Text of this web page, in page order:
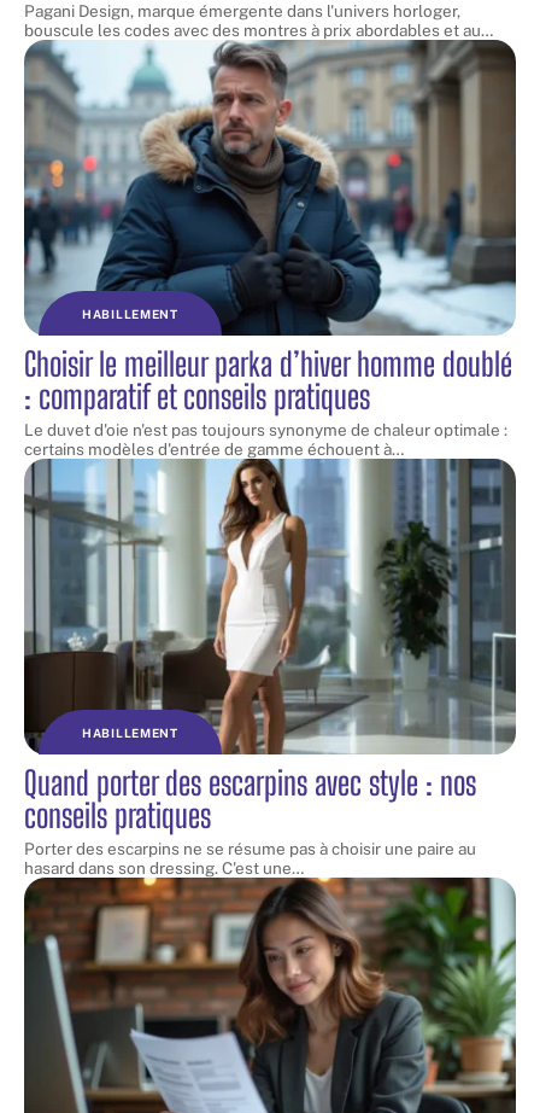
Pagani Design, marque émergente dans l'univers horloger,
bouscule les codes avec des montres à prix abordables et au…
HABILLEMENT
Choisir le meilleur parka d’hiver homme doublé
: comparatif et conseils pratiques
Le duvet d'oie n'est pas toujours synonyme de chaleur optimale :
certains modèles d'entrée de gamme échouent à…
HABILLEMENT
Quand porter des escarpins avec style : nos
conseils pratiques
Porter des escarpins ne se résume pas à choisir une paire au
hasard dans son dressing. C'est une…